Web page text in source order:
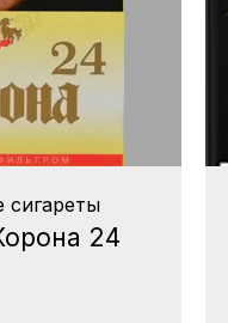
сигареты
24